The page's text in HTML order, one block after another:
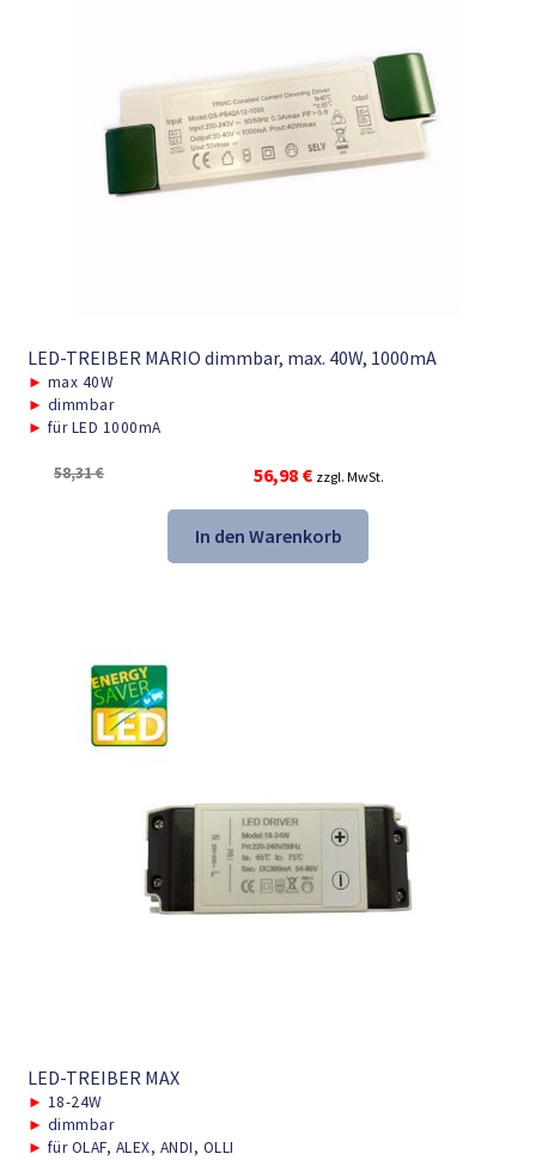
LED-TREIBER MARIO dimmbar, max. 40W, 1000mA
► max 40W
► dimmbar
► für LED 1000mA
58,31€
Ursprünglicher
Preis
war:
58,31 €
56,98 €Aktueller
Preis
ist:
56,98 €.
zzgl. MwSt.
In den Warenkorb
LED-TREIBER MAX
► 18-24W
► dimmbar
► für OLAF, ALEX, ANDI, OLLI